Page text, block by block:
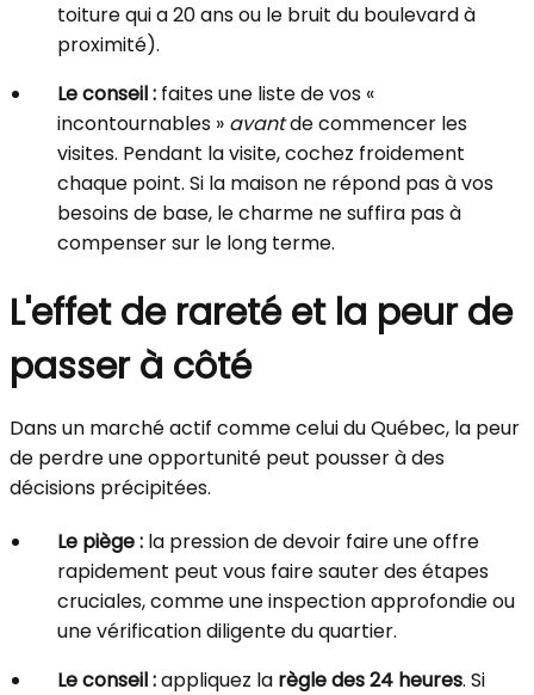
toiture qui a 20 ans ou le bruit du boulevard à
proximité).
Le conseil : faites une liste de vos «
incontournables » avantde commencer les
visites. Pendant la visite, cochez froidement
chaque point. Si la maison ne répond pas à vos
besoins de base, le charme ne suffira pas à
compenser sur le long terme.
L'effet de rareté et la peur de
passer à côté
Dans un marché actif comme celui du Québec, la peur
de perdre une opportunité peut pousser à des
décisions précipitées.
Le piège : la pression de devoir faire une offre
rapidement peut vous faire sauter des étapes
cruciales, comme une inspection approfondie ou
une vérification diligente du quartier.
Le conseil :appliquez la règle des 24 heures. Si